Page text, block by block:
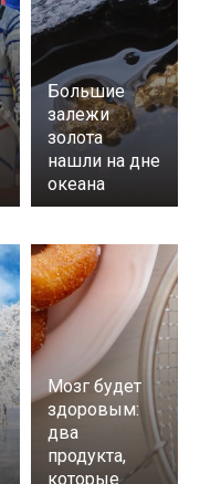
Большие
залежи
золота
нашли на дне
океана
Мозг будет
здоровым:
два
продукта,
которые